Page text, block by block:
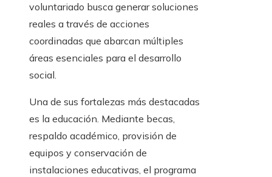
voluntariado busca generar soluciones
reales a través de acciones
coordinadas que abarcan múltiples
áreas esenciales para el desarrollo
social.
Una de sus fortalezas más destacadas
es la educación. Mediante becas,
respaldo académico, provisión de
equipos y conservación de
instalaciones educativas, el programa